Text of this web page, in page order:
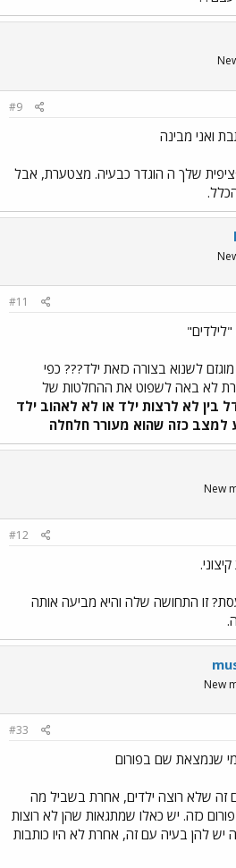
#9
ואני מבינה
שלך ה הוגדר כבעיה. מצטערת, אבל
#11
לשנוא בצורה כזאת ילד??? כפי
לא באה לשפוט את ההחלטות של
בין לא לרצות ילד או לא לאהוב ילד
למצב כזה שהוא מעורר חלחלה
New
#12
זו התחושה שלה והיא מביעה אותה
New
#33
שנמצאת שם בפורום
שלא רוצה ילדים, אחרת בשביל מה
כזה. יש כאלו שמתגאות שהן לא רוצות
יש להן בעיה עם זה, אחרת לא היו כותבות